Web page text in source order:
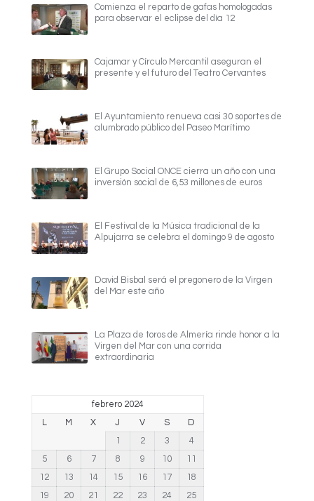
Comienza el reparto de gafas homologadas
para observar el eclipse del día 12
Cajamar y Círculo Mercantil aseguran el
presente y el futuro del Teatro Cervantes
El Ayuntamiento renueva casi 30 soportes de
alumbrado público del Paseo Marítimo
El Grupo Social ONCE cierra un año con una
inversión social de 6,53 millones de euros
El Festival de la Música tradicional de la
Alpujarra se celebra el domingo 9 de agosto
David Bisbal será el pregonero de la Virgen
del Mar este año
La Plaza de toros de Almería rinde honor a la
Virgen del Mar con una corrida
extraordinaria
febrero 2024
L
M X J V S
D
1
2 3
4
5
6 7 8 9 10
11
12
13 14 15 16 17
18
19
20 21 22 23 24
25